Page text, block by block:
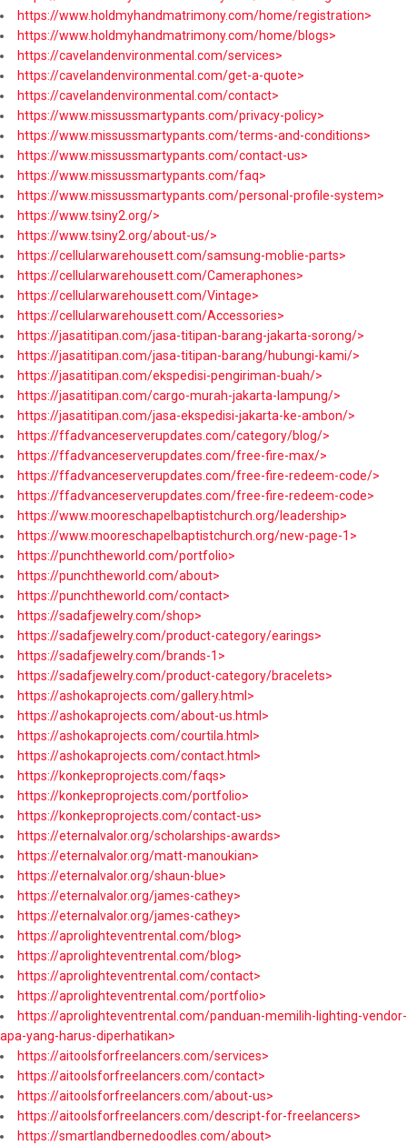
https://www.holdmyhandmatrimony.com/home/registration>
https://www.holdmyhandmatrimony.com/home/blogs>
https://cavelandenvironmental.com/services>
https://cavelandenvironmental.com/get-a-quote>
https://cavelandenvironmental.com/contact>
https://www.missussmartypants.com/privacy-policy>
https://www.missussmartypants.com/terms-and-conditions>
https://www.missussmartypants.com/contact-us>
https://www.missussmartypants.com/faq>
https://www.missussmartypants.com/personal-profile-system>
https://www.tsiny2.org/>
https://www.tsiny2.org/about-us/>
https://cellularwarehousett.com/samsung-moblie-parts>
https://cellularwarehousett.com/Cameraphones>
https://cellularwarehousett.com/Vintage>
https://cellularwarehousett.com/Accessories>
https://jasatitipan.com/jasa-titipan-barang-jakarta-sorong/>
https://jasatitipan.com/jasa-titipan-barang/hubungi-kami/>
https://jasatitipan.com/ekspedisi-pengiriman-buah/>
https://jasatitipan.com/cargo-murah-jakarta-lampung/>
https://jasatitipan.com/jasa-ekspedisi-jakarta-ke-ambon/>
https://ffadvanceserverupdates.com/category/blog/>
https://ffadvanceserverupdates.com/free-fire-max/>
https://ffadvanceserverupdates.com/free-fire-redeem-code/>
https://ffadvanceserverupdates.com/free-fire-redeem-code>
https://www.mooreschapelbaptistchurch.org/leadership>
https://www.mooreschapelbaptistchurch.org/new-page-1>
https://punchtheworld.com/portfolio>
https://punchtheworld.com/about>
https://punchtheworld.com/contact>
https://sadafjewelry.com/shop>
https://sadafjewelry.com/product-category/earings>
https://sadafjewelry.com/brands-1>
https://sadafjewelry.com/product-category/bracelets>
https://ashokaprojects.com/gallery.html>
https://ashokaprojects.com/about-us.html>
https://ashokaprojects.com/courtila.html>
https://ashokaprojects.com/contact.html>
https://konkeproprojects.com/faqs>
https://konkeproprojects.com/portfolio>
https://konkeproprojects.com/contact-us>
https://eternalvalor.org/scholarships-awards>
https://eternalvalor.org/matt-manoukian>
https://eternalvalor.org/shaun-blue>
https://eternalvalor.org/james-cathey>
https://eternalvalor.org/james-cathey>
https://aprolighteventrental.com/blog>
https://aprolighteventrental.com/blog>
https://aprolighteventrental.com/contact>
https://aprolighteventrental.com/portfolio>
https://aprolighteventrental.com/panduan-memilih-lighting-vendor-
apa-yang-harus-diperhatikan>
https://aitoolsforfreelancers.com/services>
https://aitoolsforfreelancers.com/contact>
https://aitoolsforfreelancers.com/about-us>
https://aitoolsforfreelancers.com/descript-for-freelancers>
https://smartlandbernedoodles.com/about>